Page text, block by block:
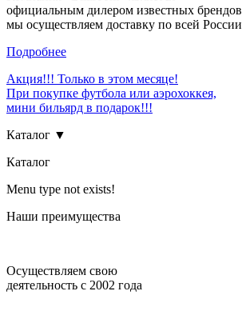
официальным дилером известных брендов
мы осуществляем доставку по всей России
Подробнее
Акция!!! Только в этом месяце!
При покупке футбола или аэрохоккея,
мини бильярд в подарок!!!
Каталог ▼
Каталог
Menu type not exists!
Наши преимущества
Осуществляем свою
деятельность с 2002 года